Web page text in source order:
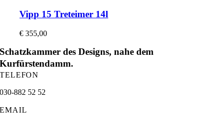
Vipp 15 Treteimer 14l
€ 355,00
Schatzkammer des Designs, nahe dem
Kurfürstendamm.
TELEFON
030-882 52 52
EMAIL